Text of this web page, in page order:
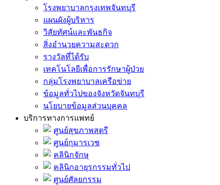
โรงพยาบาลกรุงเทพจันทบุรี
แผนผังผู้บริหาร
วิสัยทัศน์และพันธกิจ
สิ่งอำนวยความสะดวก
รางวัลที่ได้รับ
เทคโนโลยีเพื่อการรักษาผู้ป่วย
กลุ่มโรงพยาบาลเครือข่าย
ข้อมูลทั่วไปของจังหวัดจันทบุรี
นโยบายข้อมูลส่วนบุคคล
บริการทางการแพทย์
ศูนย์สุขภาพสตรี
ศูนย์กุมารเวช
คลินิกจักษุ
คลินิกอายุรกรรมทั่วไป
ศูนย์ศัลยกรรม